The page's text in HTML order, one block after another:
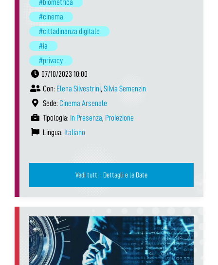
#biometrica
#cinema
#cittadinanza digitale
#ia
#privacy
07/10/2023 10:00
Con: Elena Silvestrini, Silvia Semenzin
Sede: Cinema Arsenale
Tipologia: In Presenza, Proiezione
Lingua: Italiano
Vedi tutti i Dettagli e le Date